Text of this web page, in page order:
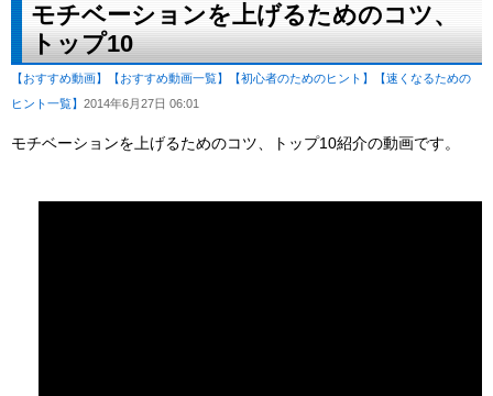
モチベーションを上げるためのコツ、
トップ10
【おすすめ動画】 【おすすめ動画一覧】 【初心者のためのヒント】
【速くなるための
ヒント一覧】 2014年6月27日 06:01
モチベーションを上げるためのコツ、トップ10紹介の動画です。